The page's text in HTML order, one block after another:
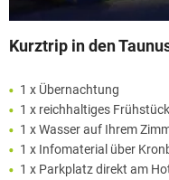
Kurztrip in den
1 x Übernachtung
1 x reichhaltiges Frühstück
1 x Wasser auf Ihrem
1 x Infomaterial über
1 x Parkplatz direkt am